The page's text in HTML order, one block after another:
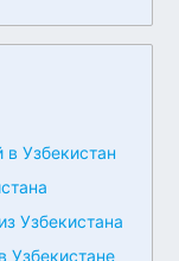
Узбекистан
Узбекистана
Узбекистане